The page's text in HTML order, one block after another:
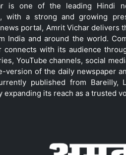
is one of the leading Hindi
with a strong and growing
portal, Amrit Vichar delivers
India and around the world.
connects with its audience
YouTube channels, social
version of the daily newspaper
published from Bareilly,
expanding its reach as a trusted